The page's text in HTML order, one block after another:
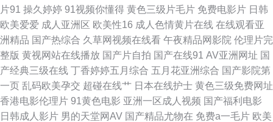
97成人在线 国产精品免费网站 欧洲综合色网 性爱超碰 91网站链接 岛国毛片
在线观看 激情夜色av 欧美成人性爱综合 色色撸大妈 影音先锋欧美四级 抖阴
变态大 日本中文字幕色 51国产自拍视频 豆花视频九一免费 久久国内精品 91
爽片 日本后入视频 伊人伦理电影 白丝喷水在线 国产色色五月天 日本AⅤ在线
片91 操久婷婷 91视频你懂得 黄色三级片毛片 免费电影片 日韩
欧美爱爱 成人亚洲区 欧美性16 成人色情黄片在线 在线观看亚
洲精品 国产热综合 久草网视频在线看 午夜精品网影院 伦理片完
整版 黄视网站在线播放 国产片自拍 国产在线91 AV亚洲网址 国
产经典三级在线 丁香婷婷五月综合 五月花亚洲综合 国产影院第
一页 乱码欧美孕交 超碰在线艹 日本在线护士 黄色三级免费网址
香港电影伦理片 91黄色电影 亚洲一区成人视频 国产福利电影
日韩成人影片 男的天堂网AV 国产精品尤物在 免费a一毛片 欧美